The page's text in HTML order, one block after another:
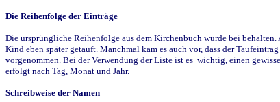
Die Reihenfolge der Einträge
Die ursprüngliche Reihenfolge aus dem Kirchenbuch wurde bei
Kind eben später getauft. Manchmal kam es auch vor, dass der
vorgenommen. Bei der Verwendung der Liste ist es wichtig, einen
erfolgt nach Tag, Monat und Jahr.
Schreibweise der Namen